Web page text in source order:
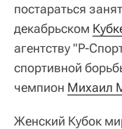
постараться
декабрьском
агентству "Р-
спортивной
чемпион Михаил
Женский Кубок